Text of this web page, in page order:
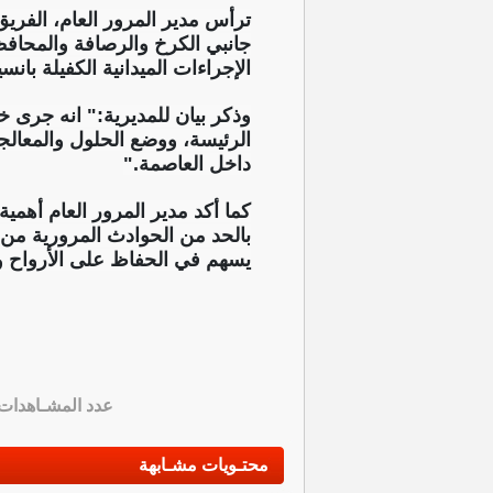
ترأس مدير المرور العام،
جانبي الكرخ والرصافة
الإجراءات الميدانية الكفيلة
وذكر بيان للمديرية:" انه جرى
الرئيسة، ووضع الحلول
داخل العاصمة."
كما أكد مدير المرور العام
بالحد من الحوادث المرورية
يسهم في الحفاظ على الأرواح
عدد
محتـويات مشـابهة